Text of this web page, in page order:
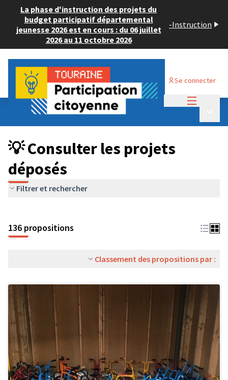
La phase d'instruction des projets du
budget participatif départemental
jeunesse 2026 est en cours : du 06 juillet
2026 au 11 octobre 2026
-Instruction
Se connecter
Budget Participatif JEUNESSE 2024
💡 Consulter les projets déposés
💡 Consulter les projets
déposés
Filtrer et rechercher
136 propositions
Classement des propositions par :